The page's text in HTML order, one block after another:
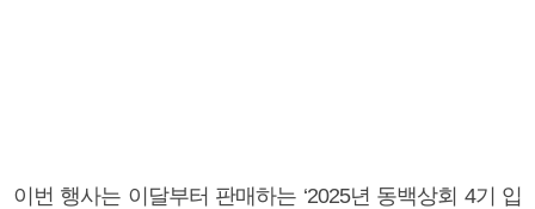
이번 행사는 이달부터 판매하는 ‘2025년 동백상회 4기 입